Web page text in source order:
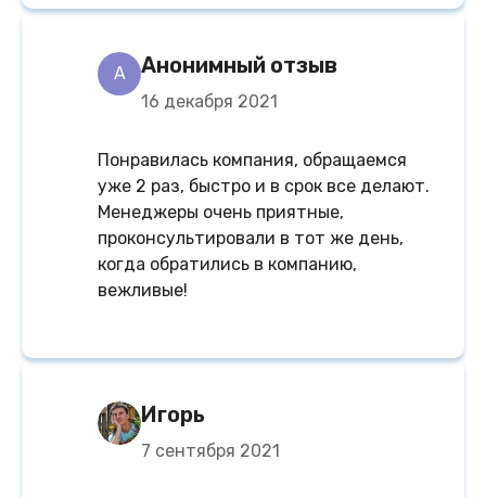
A Анонимный отзыв
16 декабря 2021
Понравилась компания, обращаемся
уже 2 раз, быстро и в срок все делают.
Менеджеры очень приятные,
проконсультировали в тот же день,
когда обратились в компанию,
вежливые!
Игорь
7 сентября 2021